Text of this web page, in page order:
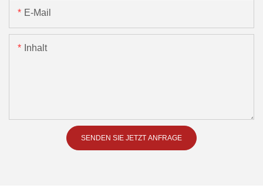
E-Mail
Inhalt
SENDEN SIE JETZT ANFRAGE